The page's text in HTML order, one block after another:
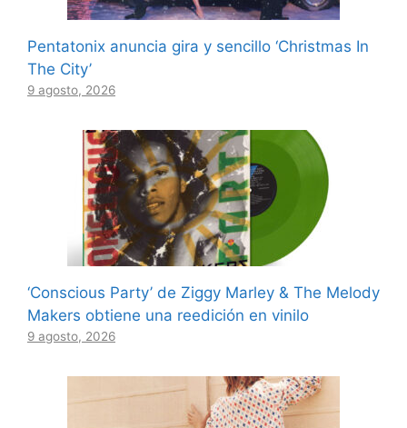
Pentatonix anuncia gira y sencillo ‘Christmas In
The City’
9 agosto, 2026
‘Conscious Party’ de Ziggy Marley & The Melody
Makers obtiene una reedición en vinilo
9 agosto, 2026